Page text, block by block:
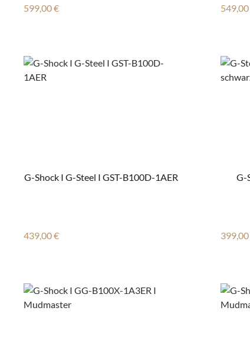
Regulärer Preis:
599,00 €
G-Shock I G-Steel I GST-B100D-1AER
Regulärer Preis:
439,00 €
G-